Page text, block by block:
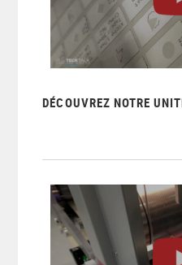
DÉCOUVREZ NOTRE